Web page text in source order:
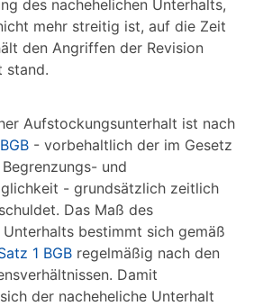
des nachehelichen Unterhalts,
mehr streitig ist, auf die Zeit
den Angriffen der Revision
stand.
Aufstockungsunterhalt ist nach
- vorbehaltlich der im Gesetz
und
- grundsätzlich zeitlich
Das Maß des
Unterhalts bestimmt sich gemäß
1 BGB regelmäßig nach den
Damit
der nacheheliche Unterhalt